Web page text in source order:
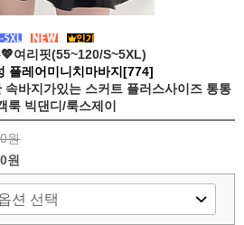
여리핏(55~120/S~5XL)
플레어미니치마바지[774]
바지가있는 스커트 플러스사이즈 통통
룩 빅댄디/룩스제이
원
원